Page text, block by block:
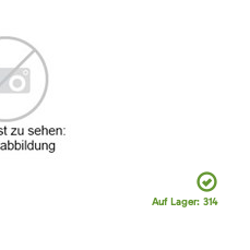
Auf Lager: 314